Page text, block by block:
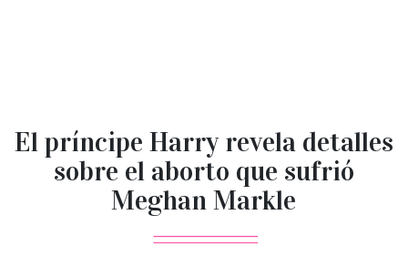
El príncipe Harry revela detalles
sobre el aborto que sufrió
Meghan Markle